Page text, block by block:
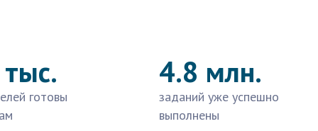
готовы
4.8 млн.
заданий уже успешно
выполнены